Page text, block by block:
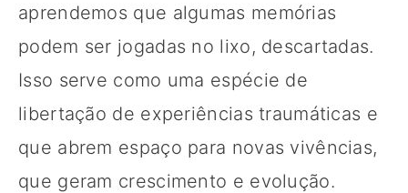
aprendemos que algumas memórias
podem ser jogadas no lixo, descartadas.
Isso serve como uma espécie de
libertação de experiências traumáticas e
que abrem espaço para novas vivências,
que geram crescimento e evolução.